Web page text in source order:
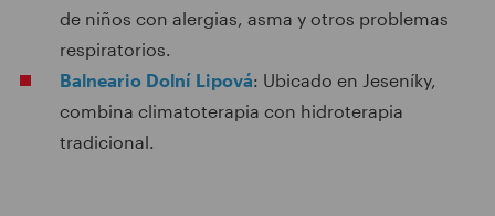
de niños con alergias, asma y otros problemas
respiratorios.
Balneario Dolní Lipová: Ubicado en Jeseníky,
combina climatoterapia con hidroterapia
tradicional.